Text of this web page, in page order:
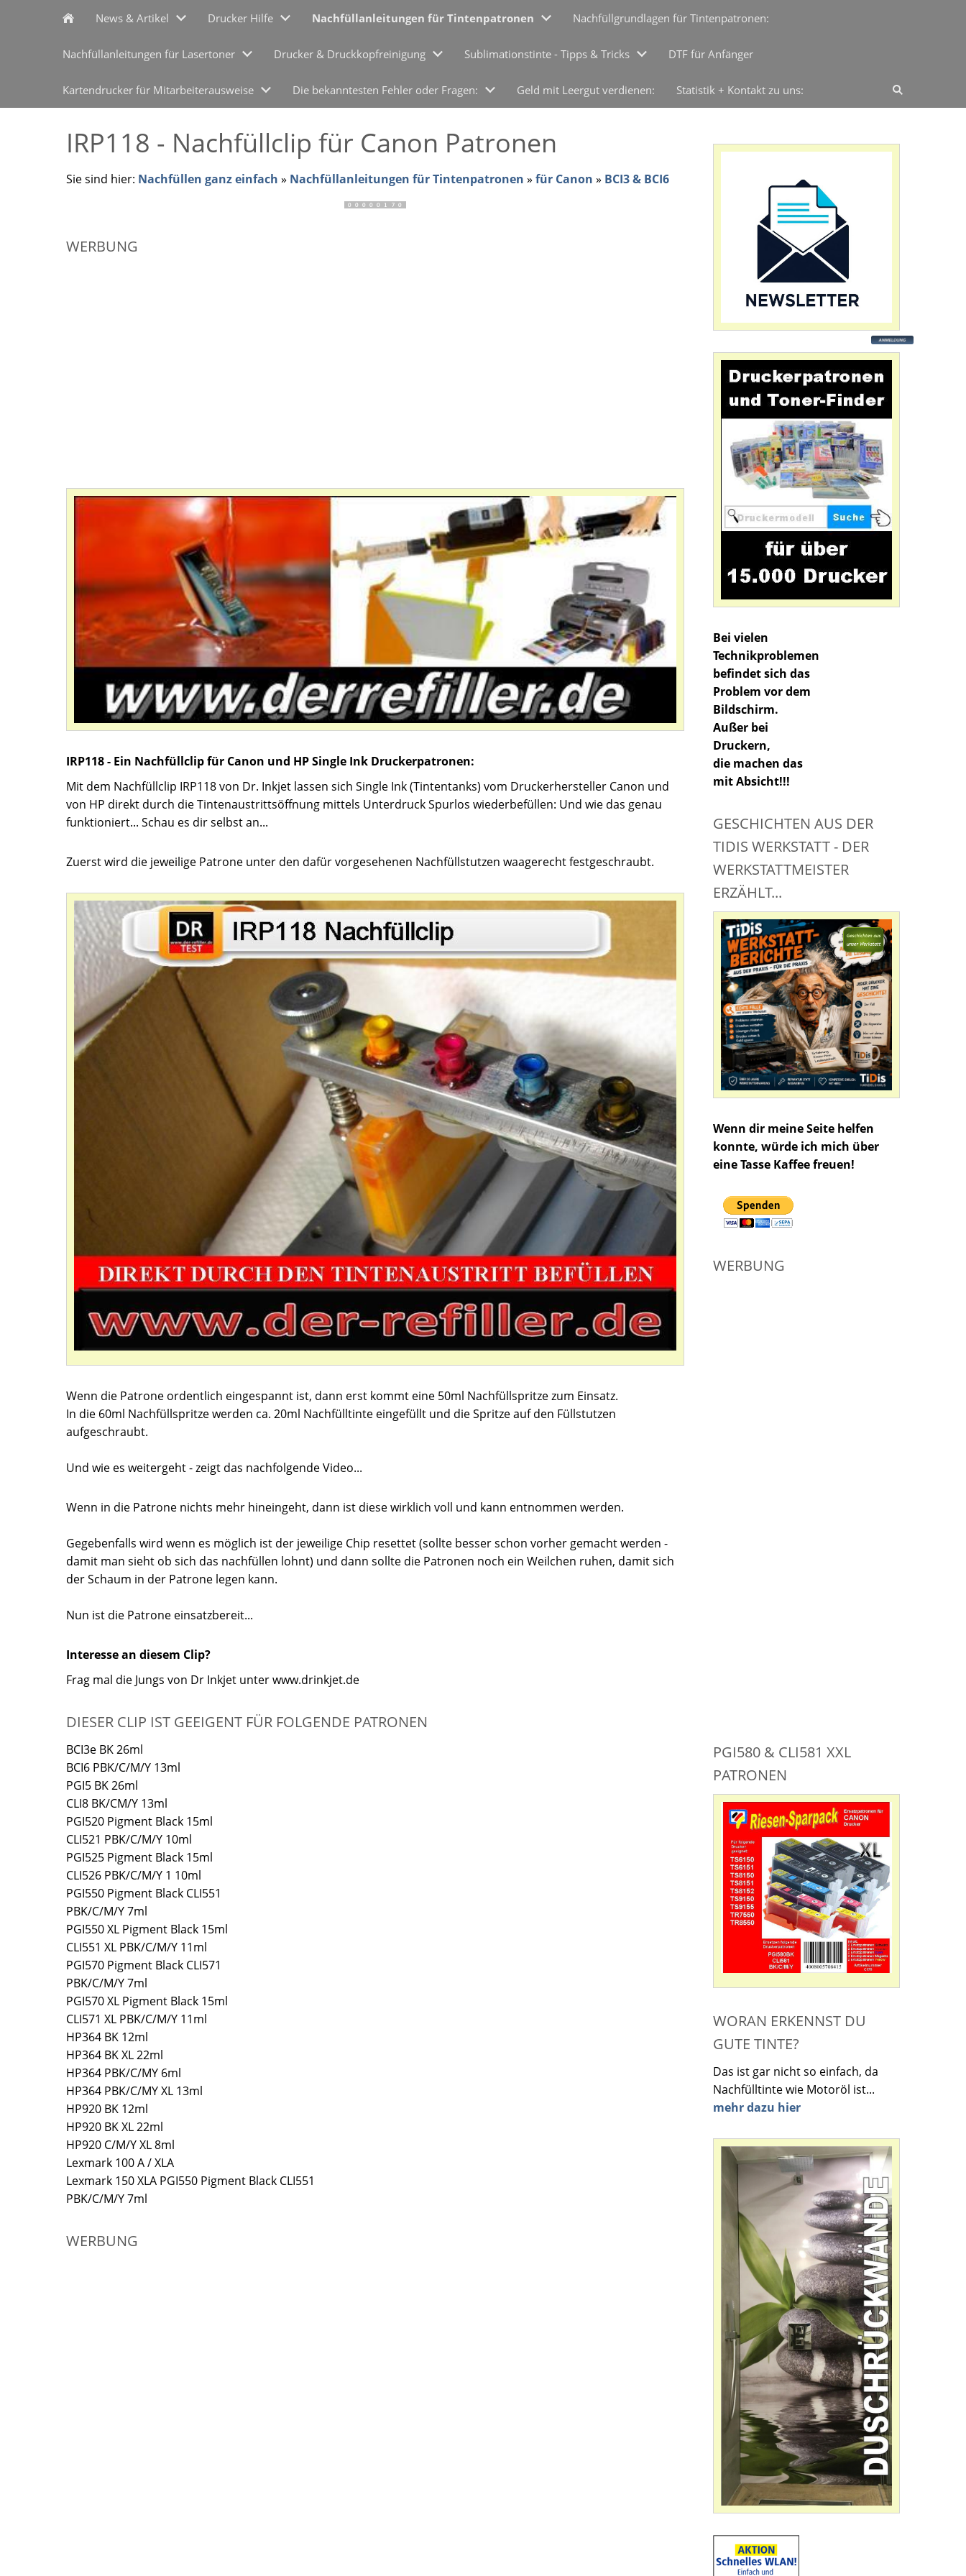
News & Artikel Drucker Hilfe Nachfüllanleitungen für Tintenpatronen Nachfüllgrundlagen für Tintenpatronen:
Nachfüllanleitungen für Lasertoner Drucker & Druckkopfreinigung Sublimationstinte - Tipps & Tricks DTF für Anfänger
Kartendrucker für Mitarbeiterausweise Die bekanntesten Fehler oder Fragen: Geld mit Leergut verdienen: Statistik + Kontakt zu uns:
IRP118 - Nachfüllclip für Canon Patronen
Sie sind hier: Nachfüllen ganz einfach » Nachfüllanleitungen für Tintenpatronen » für Canon » BCI3 & BCI6
WERBUNG
IRP118 - Ein Nachfüllclip für Canon und HP Single Ink Druckerpatronen:
Mit dem Nachfüllclip IRP118 von Dr. Inkjet lassen sich Single Ink (Tintentanks) vom Druckerhersteller Canon und
von HP direkt durch die Tintenaustrittsöffnung mittels Unterdruck Spurlos wiederbefüllen: Und wie das genau
funktioniert... Schau es dir selbst an...
Zuerst wird die jeweilige Patrone unter den dafür vorgesehenen Nachfüllstutzen waagerecht festgeschraubt.
Wenn die Patrone ordentlich eingespannt ist, dann erst kommt eine 50ml Nachfüllspritze zum Einsatz.
In die 60ml Nachfüllspritze werden ca. 20ml Nachfülltinte eingefüllt und die Spritze auf den Füllstutzen
aufgeschraubt.
Und wie es weitergeht - zeigt das nachfolgende Video...
Wenn in die Patrone nichts mehr hineingeht, dann ist diese wirklich voll und kann entnommen werden.
Gegebenfalls wird wenn es möglich ist der jeweilige Chip resettet (sollte besser schon vorher gemacht werden -
damit man sieht ob sich das nachfüllen lohnt) und dann sollte die Patronen noch ein Weilchen ruhen, damit sich
der Schaum in der Patrone legen kann.
Nun ist die Patrone einsatzbereit...
Interesse an diesem Clip?
Frag mal die Jungs von Dr Inkjet unter www.drinkjet.de
DIESER CLIP IST GEEIGENT FÜR FOLGENDE PATRONEN
BCI3e BK 26ml
BCI6 PBK/C/M/Y 13ml
PGI5 BK 26ml
CLI8 BK/CM/Y 13ml
PGI520 Pigment Black 15ml
CLI521 PBK/C/M/Y 10ml
PGI525 Pigment Black 15ml
CLI526 PBK/C/M/Y 1 10ml
PGI550 Pigment Black CLI551
PBK/C/M/Y 7ml
PGI550 XL Pigment Black 15ml
CLI551 XL PBK/C/M/Y 11ml
PGI570 Pigment Black CLI571
PBK/C/M/Y 7ml
PGI570 XL Pigment Black 15ml
CLI571 XL PBK/C/M/Y 11ml
HP364 BK 12ml
HP364 BK XL 22ml
HP364 PBK/C/MY 6ml
HP364 PBK/C/MY XL 13ml
HP920 BK 12ml
HP920 BK XL 22ml
HP920 C/M/Y XL 8ml
Lexmark 100 A / XLA
Lexmark 150 XLA PGI550 Pigment Black CLI551
PBK/C/M/Y 7ml
WERBUNG
Bei vielen
Technikproblemen
befindet sich das
Problem vor dem
Bildschirm.
Außer bei
Druckern,
die machen das
mit Absicht!!!
GESCHICHTEN AUS DER
TIDIS WERKSTATT - DER
WERKSTATTMEISTER
ERZÄHLT...
Wenn dir meine Seite helfen
konnte, würde ich mich über
eine Tasse Kaffee freuen!
WERBUNG
PGI580 & CLI581 XXL
PATRONEN
WORAN ERKENNST DU
GUTE TINTE?
Das ist gar nicht so einfach, da
Nachfülltinte wie Motoröl ist...
mehr dazu hier